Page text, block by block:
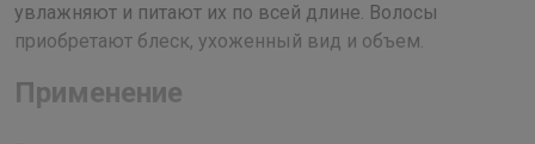
увлажняют и питают их по всей длине. Волосы
приобретают блеск, ухоженный вид и объем.
Применение